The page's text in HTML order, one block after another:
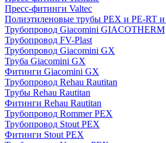
Пресс-фитинги Valtec
Полиэтиленовые трубы PEX и PE-RT
Трубопровод Giacomini GIACOTHERM
Трубопровод FV-Plast
Трубопровод Giacomini GX
Труба Giacomini GX
Фитинги Giacomini GX
Трубопровод Rehau Rautitan
Трубы Rehau Rautitan
Фитинги Rehau Rautitan
Трубопровод Rommer PEX
Трубопровод Stout PEX
Фитинги Stout PEX